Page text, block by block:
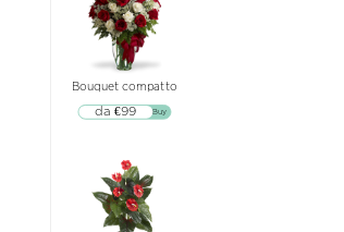
Bouquet compatto
▷▷ Buy
da €99